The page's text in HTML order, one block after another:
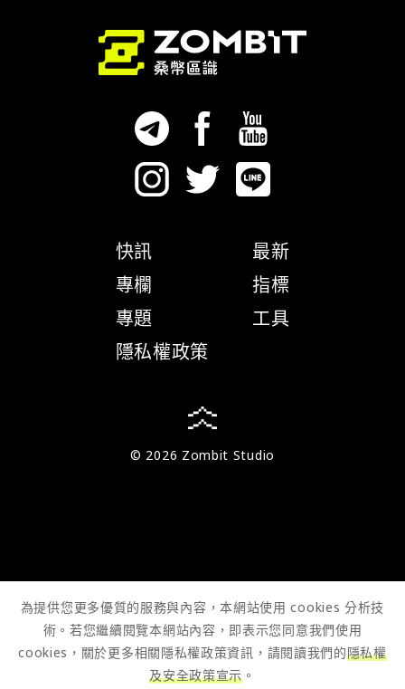
快訊
專欄
專題
隱私權政策
最新
指標
工具
© 2026 Zombit Studio
為提供您更多優質的服務與內容，本網站使用 cookies 分析技
術。若您繼續閱覽本網站內容，即表示您同意我們使用
cookies，關於更多相關隱私權政策資訊，請閱讀我們的隱私權
及安全政策宣示 。